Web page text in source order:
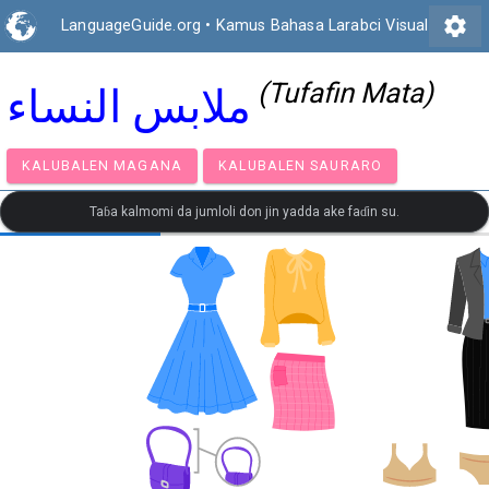
LanguageGuide.org • Kamus Bahasa Larabci Visual settings
ملابس النساء (Tufafin Mata)
KALUBALEN MAGANA KALUBALEN SAURARO
Taɓa kalmomi da jumloli don jin yadda ake faɗin su.